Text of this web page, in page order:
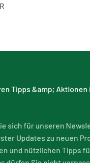
Tipps &amp;
sich für unseren
Updates zu neuen
und nützlichen Tipps